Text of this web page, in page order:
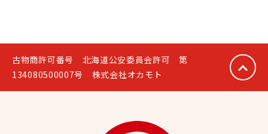
古物商許可番号 北海道公安委員会許可 第
134080500007号 株式会社オカモト